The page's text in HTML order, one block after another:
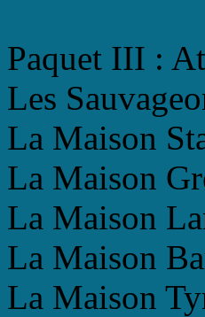
Paquet III :
Les
La Maison
La Maison
La Maison
La Maison
La Maison